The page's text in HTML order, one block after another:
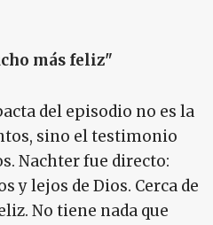
más feliz"
del episodio no es la
sino el testimonio
Nachter fue directo:
y lejos de Dios. Cerca de
No tiene nada que